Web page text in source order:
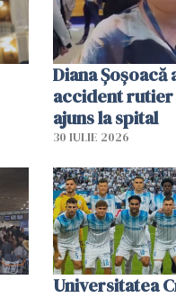
Diana Șoșoacă
accident rutier
ajuns la spital
30 IULIE 2026
Universitatea